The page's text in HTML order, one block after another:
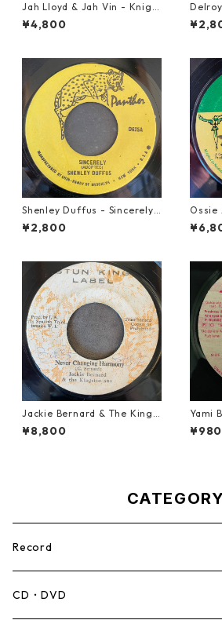
Jah Lloyd & Jah Vin - Knigh
t Of The Round Table【7-21
908】
¥4,800
Shenley Duffus - Sincerely
【7-22021】
¥2,800
Ossie
True
Jackie Bernard & The Kings
tonians - Never Changing H
armony【7-21948】
¥8,800
Yami
¥980
CATEGORY
Record
Mento,Calypso,Ballad
CD・DVD